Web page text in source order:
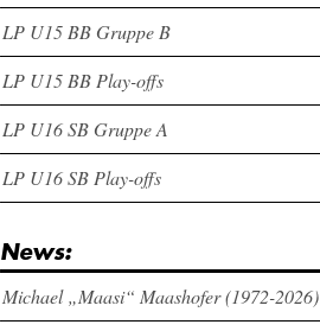
LP U15 BB Gruppe B
LP U15 BB Play-offs
LP U16 SB Gruppe A
LP U16 SB Play-offs
News:
Michael „Maasi“ Maashofer (1972-2026)